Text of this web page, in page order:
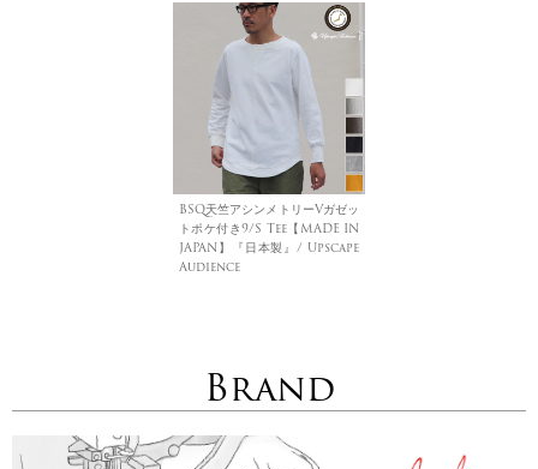
BSQ天竺アシンメトリーVガゼッ
トポケ付き9/S Tee【MADE IN
JAPAN】『日本製』/ Upscape
Audience
Brand